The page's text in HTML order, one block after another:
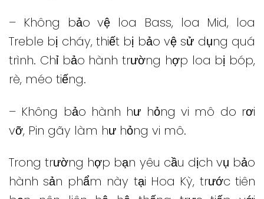
– Không bảo vệ loa Bass, loa Mid, loa
Treble bị cháy, thiết bị bảo vệ sử dụng quá
trình. Chỉ bảo hành trường hợp loa bị bóp,
rè, méo tiếng.
– Không bảo hành hư hỏng vi mô do rơi
vỡ, Pin gãy làm hư hỏng vi mô.
Trong trường hợp bạn yêu cầu dịch vụ bảo
hành sản phẩm này tại Hoa Kỳ, trước tiên